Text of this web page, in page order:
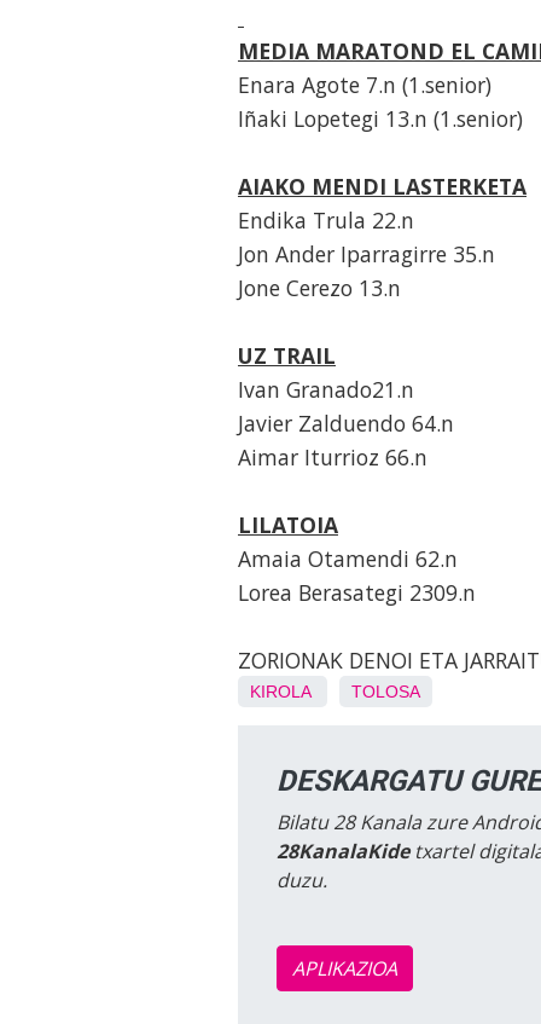
MEDIA MARATOND EL
Enara Agote 7.n (1.senior)
Iñaki Lopetegi 13.n (1.senior)
AIAKO MENDI LASTERKETA
Endika Trula 22.n
Jon Ander Iparragirre 35.n
Jone Cerezo 13.n
UZ TRAIL
Ivan Granado21.n
Javier Zalduendo 64.n
Aimar Iturrioz 66.n
LILATOIA
Amaia Otamendi 62.n
Lorea Berasategi 2309.n
ZORIONAK DENOI ETA
KIROLA TOLOSA
DESKARGATU
Bilatu 28 Kanala zure
28KanalaKidetxartel
duzu.
APLIKAZIOA